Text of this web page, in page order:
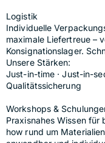
Logistik
Individuelle
maximale Liefertreue –
Konsignationslager.
Unsere Stärken:
Just-in-time · Just-in-
Qualitätssicherung
Workshops &
Praxisnahes Wissen für
how rund um